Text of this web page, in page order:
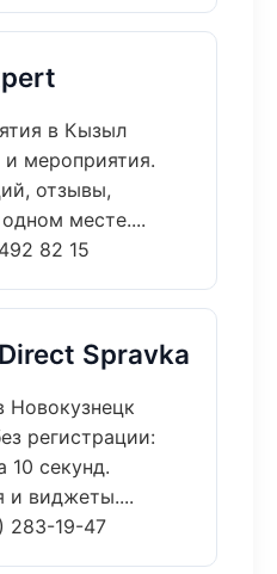
в Кызыл
мероприятия.
отзывы,
месте....
82 15
Spravka
Новокузнецк
регистрации:
10 секунд.
и виджеты....
283-19-47